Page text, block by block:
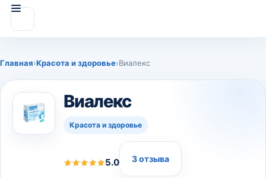
Главная›Красота и здоровье›Виалекс
Виалекс
Красота и здоровье
5.0 3 отзыва